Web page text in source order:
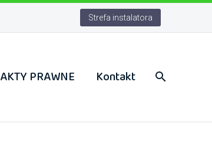
Strefa instalatora
AKTY PRAWNE Kontakt